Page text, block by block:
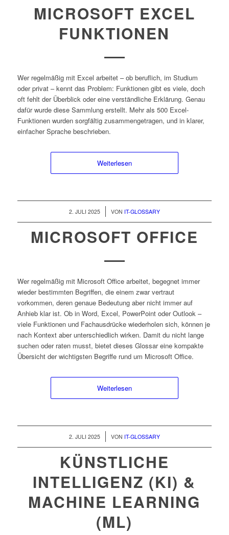
MICROSOFT EXCEL
FUNKTIONEN
Wer regelmäßig mit Excel arbeitet – ob beruflich, im Studium
oder privat – kennt das Problem: Funktionen gibt es viele, doch
oft fehlt der Überblick oder eine verständliche Erklärung. Genau
dafür wurde diese Sammlung erstellt. Mehr als 500 Excel-
Funktionen wurden sorgfältig zusammengetragen, und in klarer,
einfacher Sprache beschrieben.
Weiterlesen
2. JULI 2025 VON IT-GLOSSARY
MICROSOFT OFFICE
Wer regelmäßig mit Microsoft Office arbeitet, begegnet immer
wieder bestimmten Begriffen, die einem zwar vertraut
vorkommen, deren genaue Bedeutung aber nicht immer auf
Anhieb klar ist. Ob in Word, Excel, PowerPoint oder Outlook –
viele Funktionen und Fachausdrücke wiederholen sich, können je
nach Kontext aber unterschiedlich wirken. Damit du nicht lange
suchen oder raten musst, bietet dieses Glossar eine kompakte
Übersicht der wichtigsten Begriffe rund um Microsoft Office.
Weiterlesen
2. JULI 2025 VON IT-GLOSSARY
KÜNSTLICHE
INTELLIGENZ (KI) &
MACHINE LEARNING
(ML)